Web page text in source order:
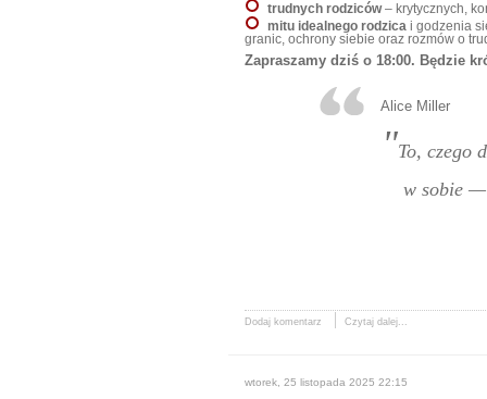
trudnych rodziców– krytycznych,
mitu idealnego rodzica i godzenia
granic, ochrony siebie oraz rozmów o
Zapraszamy dziś o 18:00. Będzie
Alice Miller
To, czego
w sobie —
Dodaj komentarz Czytaj dalej...
wtorek, 25 listopada 2025 22:15